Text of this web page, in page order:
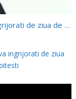
Pastor Ovidiu BALUTA Nu va ingrijorati de ziua de maine 9 iunie 2017
ingrijorati de ziua